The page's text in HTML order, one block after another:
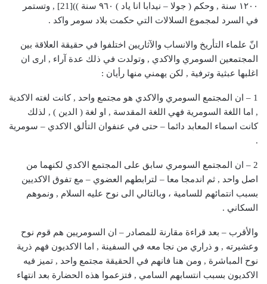
١٢٠٠ سنة , وحكم ( جولا – نيدابا انا ياد ) ٩٦٠ سنة ))[21] , وتستمر
في السرد لمجموع السلالات التي حكمت بلاد سومر واكد .
انّ علماء التأريخ والانساب والآثاريين اختلفوا في حقيقة العلاقة بين
المجتمعين السومري والاكدي , وتولدت في ذلك عدة آراء , ارى ان
اغلبها عبثية وترفية , لكن يهمني منها رأيان :
1 – ان المجتمع السومري والاكدي هو مجتمع واحد , كانت لغته الاكدية
, اما اللغة السومرية فهي اللغة المقدسة , او لغة ( الدين ) , لذلك
كانت اسماء المعابد دائما – حتى في عنفوان التألق الاكدي – سومرية
.
2 – ان المجتمع السومري سابق على المجتمع الاكدي لكنهما من
اصل واحد , ثم اندمجا معا – لترابطهم العضوي – مع تفوق الاكديين
بسبب انتمائهم للسامية ، وبالتالي الى نوح عليه السلام , ونموهم
السكاني .
والأقرب – بعد قراءة مقارنة للمصادر – ان السومريين هم قوم نوح
وعشيرته , و ذراري من نجا معه في السفينة , اما الاكديون فهم ذرية
نوح المباشرة , ومن هنا فانهم في الحقيقة مجتمع واحد , تميز فيه
الاكديون بسبب انتسابهم السامي , فتزعموا هذه الحضارة بعد انتهاء